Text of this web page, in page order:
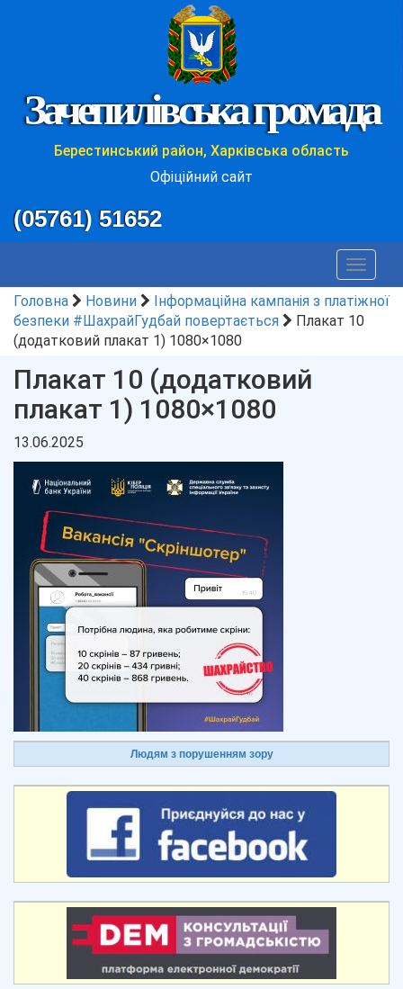
Зачепилівська громада
Берестинський район, Харківська область
Офіційний сайт
(05761) 51652
Toggle
Головна
Новини
Інформаційна кампанія з платіжної
безпеки #ШахрайГудбай повертається
Плакат 10
(додатковий плакат 1) 1080×1080
Плакат 10 (додатковий
плакат 1) 1080×1080
13.06.2025
Людям з порушенням зору